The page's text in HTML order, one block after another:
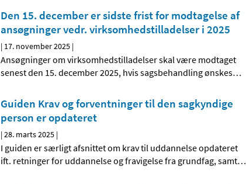
Den 15. december er sidste frist for modtagelse af
ansøgninger vedr. virksomhedstilladelser i 2025
| 17. november 2025 |
Ansøgninger om virksomhedstilladelser skal være modtaget
senest den 15. december 2025, hvis sagsbehandling ønskes…
Guiden Krav og forventninger til den sagkyndige
person er opdateret
|28. marts 2025 |
I guiden er særligt afsnittet om krav til uddannelse opdateret
ift. retninger for uddannelse og fravigelse fra grundfag, samt…